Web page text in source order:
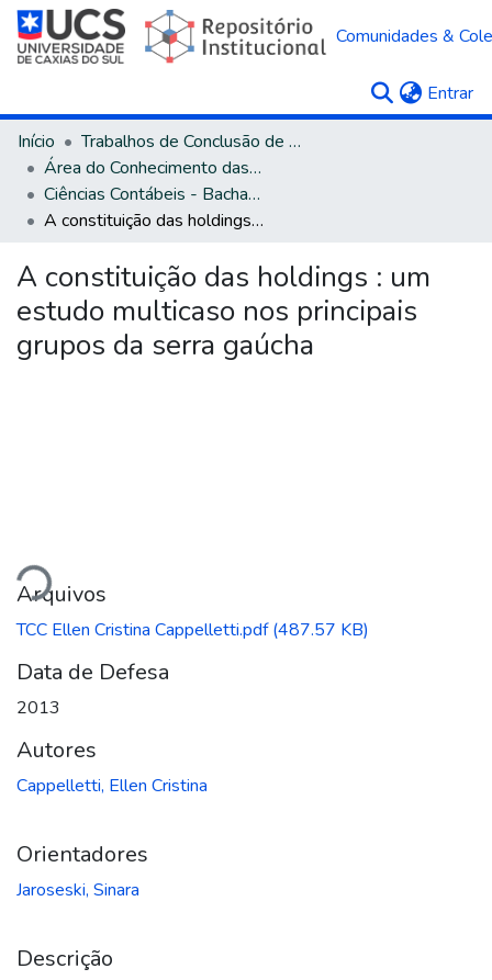
Comunidades &
Entrar
Início
Trabalhos de Conclusão de Curso
Área do Conhecimento das Ciências Sociais Aplicadas
Ciências Contábeis - Bacharelado
A constituição das holdings : um estudo multicaso nos principais grupos da serra gaúcha
A constituição das holdings : um
estudo multicaso nos principais
grupos da serra gaúcha
Arquivos
TCC Ellen Cristina Cappelletti.pdf(487.57 KB)
Data de Defesa
2013
Autores
Cappelletti, Ellen Cristina
Orientadores
Jaroseski, Sinara
Descrição